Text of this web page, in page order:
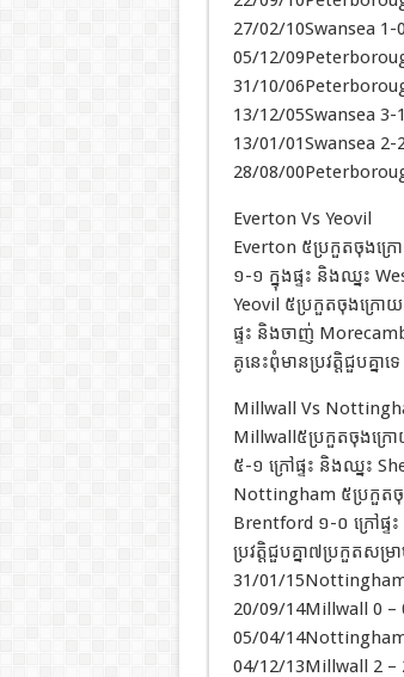
27/02/10Swansea
05/12/
31/10/
13/12/05Swansea
13/01/01Swansea
28/08/
Everton Vs Yeovil
Everton ៥ប្រកួតចុងក្រ
១-១ ក្នុងផ្ទះ និងឈ្នះ
Yeovil ៥ប្រកួតចុងក្រោ
ផ្ទះ និងចាញ់
គូនេះពុំមានប្រវត្តិជួបគ្នាទេ
Millwall Vs
Millwall៥ប្រកួតចុងក្រ
៥-១ ក្រៅផ្ទះ និងឈ្នះ
Nottingham ៥ប្រកួត
Brentford ១-០ ក្រៅផ្ទ
ប្រវត្តិជួបគ្នា៧ប្រកួតសម្រ
31/01/
20/09/14Millwall 0
05/04/
04/12/13Millwall 2